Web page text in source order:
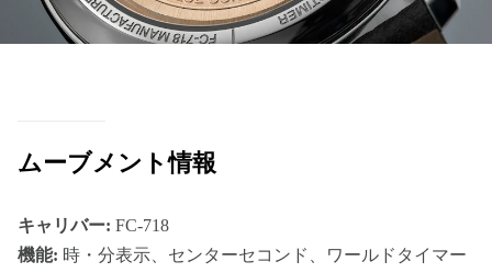
ムーブメント情報
キャリバー: FC-718
機能: 時・分表示、センターセコンド、ワールドタイマー